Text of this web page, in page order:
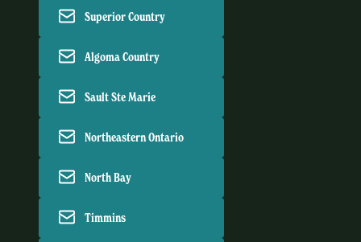
Superior Country
Algoma Country
Sault Ste Marie
Northeastern Ontario
North Bay
Timmins